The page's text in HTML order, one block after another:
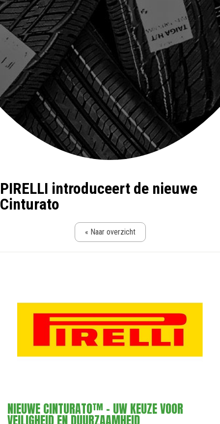
PIRELLI introduceert de nieuwe
Cinturato
« Naar overzicht
NIEUWE CINTURATO™ - UW KEUZE VOOR